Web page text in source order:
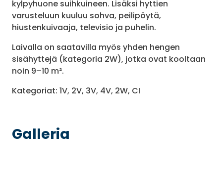
kylpyhuone suihkuineen. Lisäksi hyttien
varusteluun kuuluu sohva, peilipöytä,
hiustenkuivaaja, televisio ja puhelin.
Laivalla on saatavilla myös yhden hengen
sisähyttejä (kategoria 2W), jotka ovat kooltaan
noin 9–10 m².
Kategoriat: 1V, 2V, 3V, 4V, 2W, CI
Galleria